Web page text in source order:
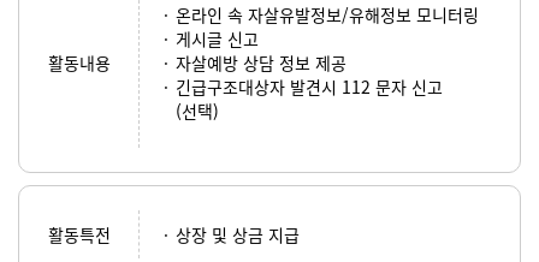
활동내용
온라인 속 자살유발정보/유해정보 모니터링
게시글 신고
자살예방 상담 정보 제공
긴급구조대상자 발견시 112 문자 신고
(선택)
활동특전 상장 및 상금 지급